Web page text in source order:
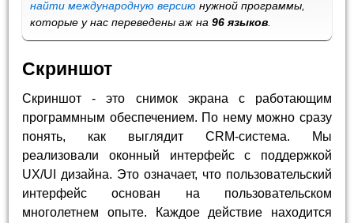
найти международную версию нужной программы,
которые у нас переведены аж на96 языков.
Скриншот
Скриншот - это снимок экрана с работающим
программным обеспечением. По нему можно сразу
понять, как выглядит CRM-система. Мы
реализовали оконный интерфейс с поддержкой
UX/UI дизайна. Это означает, что пользовательский
интерфейс основан на пользовательском
многолетнем опыте. Каждое действие находится